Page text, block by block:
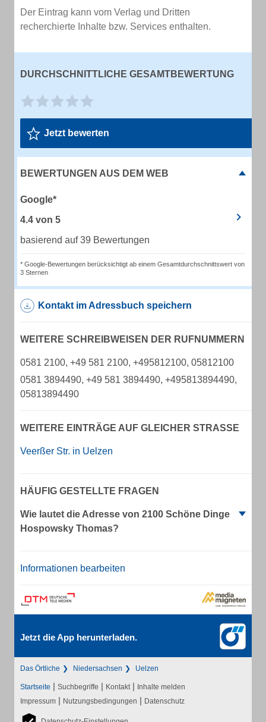
Der Eintrag kann vom Verlag und Dritten
recherchierte Inhalte bzw. Services enthalten.
DURCHSCHNITTLICHE GESAMTBEWERTUNG
Jetzt bewerten
BEWERTUNGEN AUS DEM WEB
Google*
4.4 von 5
basierend auf 39 Bewertungen
* Google-Bewertungen berücksichtigt ab einem Gesamtdurchschnittswert von
3 Sternen
Kontakt im Adressbuch speichern
WEITERE SCHREIBWEISEN DER RUFNUMMERN
0581 2100, +49 581 2100, +495812100, 05812100
0581 3894490, +49 581 3894490, +495813894490,
05813894490
WEITERE EINTRÄGE AUF GLEICHER STRASSE
Veerßer Str. in Uelzen
HÄUFIG GESTELLTE FRAGEN
Wie lautet die Adresse von 2100 Schöne Dinge
Hospowsky Thomas?
Informationen bearbeiten
Jetzt die App herunterladen.
Das Örtliche Niedersachsen Uelzen
Startseite | Suchbegriffe | Kontakt | Inhalte melden
Impressum | Nutzungsbedingungen | Datenschutz